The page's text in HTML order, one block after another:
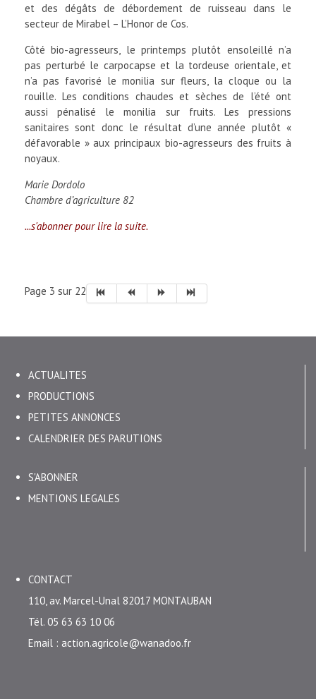
et des dégâts de débordement de ruisseau dans le
secteur de Mirabel – L’Honor de Cos.
Côté bio-agresseurs, le printemps plutôt ensoleillé n’a
pas perturbé le carpocapse et la tordeuse orientale, et
n’a pas favorisé le monilia sur fleurs, la cloque ou la
rouille. Les conditions chaudes et sèches de l’été ont
aussi pénalisé le monilia sur fruits. Les pressions
sanitaires sont donc le résultat d’une année plutôt «
défavorable » aux principaux bio-agresseurs des fruits à
noyaux.
Marie Dordolo
Chambre d’agriculture 82
...s'abonner pour lire la suite.
Page 3 sur 22
ACTUALITES
PRODUCTIONS
PETITES ANNONCES
CALENDRIER DES PARUTIONS
S'ABONNER
MENTIONS LEGALES
CONTACT
110, av. Marcel-Unal 82017 MONTAUBAN
Tél. 05 63 63 10 06
Email : action.agricole@wanadoo.fr